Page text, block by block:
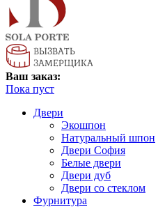
Ваш заказ:
Пока пуст
Двери
Экошпон
Натуральный шпон
Двери София
Белые двери
Двери дуб
Двери со стеклом
Фурнитура